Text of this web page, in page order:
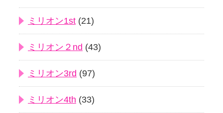
ミリオン1st (21)
ミリオン２nd (43)
ミリオン3rd (97)
ミリオン4th (33)